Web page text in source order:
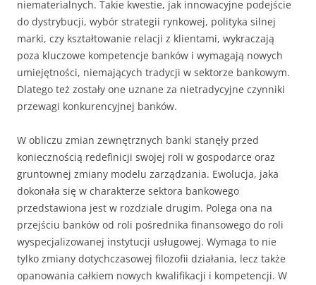
niematerialnych. Takie kwestie, jak innowacyjne podejście
do dystrybucji, wybór strategii rynkowej, polityka silnej
marki, czy kształtowanie relacji z klientami, wykraczają
poza kluczowe kompetencje banków i wymagają nowych
umiejętności, niemających tradycji w sektorze bankowym.
Dlatego też zostały one uznane za nietradycyjne czynniki
przewagi konkurencyjnej banków.
W obliczu zmian zewnętrznych banki stanęły przed
koniecznością redefinicji swojej roli w gospodarce oraz
gruntownej zmiany modelu zarządzania. Ewolucja, jaka
dokonała się w charakterze sektora bankowego
przedstawiona jest w rozdziale drugim. Polega ona na
przejściu banków od roli pośrednika finansowego do roli
wyspecjalizowanej instytucji usługowej. Wymaga to nie
tylko zmiany dotychczasowej filozofii działania, lecz także
opanowania całkiem nowych kwalifikacji i kompetencji. W